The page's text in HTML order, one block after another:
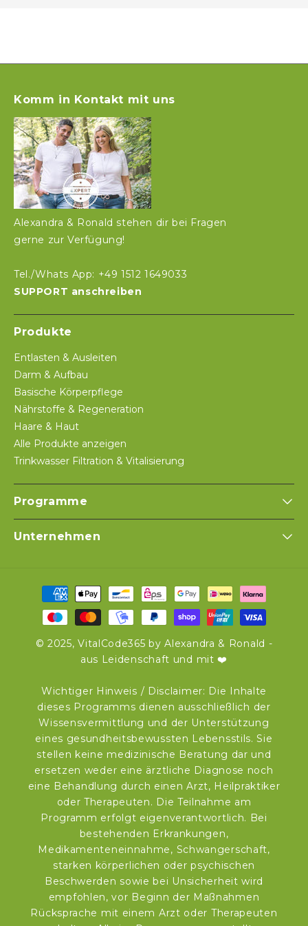
Komm in Kontakt mit uns
Alexandra & Ronald stehen dir bei Fragen
gerne zur Verfügung!
Tel./Whats App: +49 1512 1649033
SUPPORT anschreiben
Produkte
Entlasten & Ausleiten
Darm & Aufbau
Basische Körperpflege
Nährstoffe & Regeneration
Haare & Haut
Alle Produkte anzeigen
Trinkwasser Filtration & Vitalisierung
Programme
Unternehmen
Zahlungsmethoden
© 2025, VitalCode365 by Alexandra & Ronald -
aus Leidenschaft und mit ❤️
Wichtiger Hinweis / Disclaimer: Die Inhalte
dieses Programms dienen ausschließlich der
Wissensvermittlung und der Unterstützung
eines gesundheitsbewussten Lebensstils. Sie
stellen keine medizinische Beratung dar und
ersetzen weder eine ärztliche Diagnose noch
eine Behandlung durch einen Arzt, Heilpraktiker
oder Therapeuten. Die Teilnahme am
Programm erfolgt eigenverantwortlich. Bei
bestehenden Erkrankungen,
Medikamenteneinnahme, Schwangerschaft,
starken körperlichen oder psychischen
Beschwerden sowie bei Unsicherheit wird
empfohlen, vor Beginn der Maßnahmen
Rücksprache mit einem Arzt oder Therapeuten